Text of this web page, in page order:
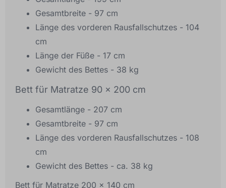
Gesamtbreite - 97 cm
Länge des vorderen Rausfallschutzes - 104
cm
Länge der Füße - 17 cm
Gewicht des Bettes - 38 kg
Bett für Matratze 90 x 200 cm
Gesamtlänge - 207 cm
Gesamtbreite - 97 cm
Länge des vorderen Rausfallschutzes - 108
cm
Gewicht des Bettes - ca. 38 kg
Bett für Matratze 200 x 140 cm